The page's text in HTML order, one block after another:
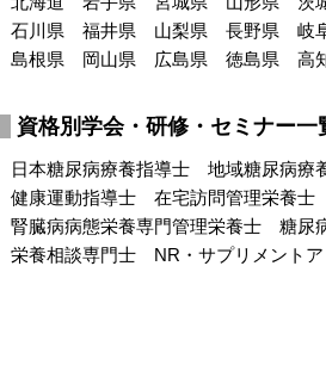
石川県
福井県 山梨県 長野県 岐
島根県
岡山県 広島県 徳島県 高
資格別学会・研修・セミナー一
日本糖尿病療養指導士 地域糖尿病療
健康運動指導士
在宅訪問管理栄養士
腎臓病病態栄養専門管理栄養士
糖尿
栄養相談専門士
NR・サプリメント